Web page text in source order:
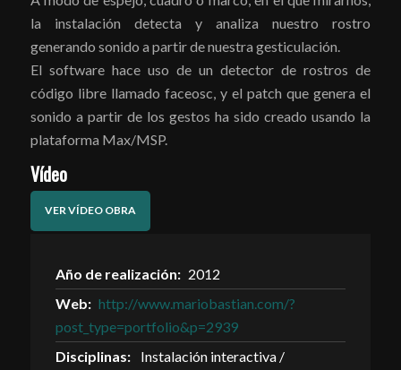
la instalación detecta y analiza nuestro rostro
generando sonido a partir de nuestra gesticulación.
El software hace uso de un detector de rostros de
código libre llamado faceosc, y el patch que genera el
sonido a partir de los gestos ha sido creado usando la
plataforma Max/MSP.
Vídeo
VER VÍDEO OBRA
Año de realización: 2012
Web: http://www.mariobastian.com/?
post_type=portfolio&p=2939
Disciplinas:
Instalación interactiva /